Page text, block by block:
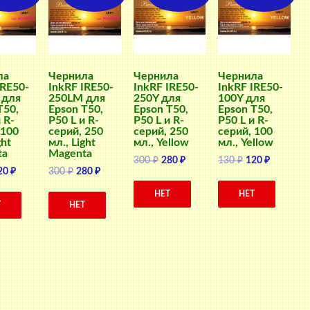
R-
₽Текущая
цена:
120 ₽.
Чернила
InkRF IRE50-
250LM для
Epson T50,
P50 L и R-
серий, 250
мл., Light
Magenta
300₽ Первоначальная
цена
составляла
280₽Текущая
цена:
280 ₽.
НЕТ
Чернила
InkRF IRE50-
250Y для
Epson T50,
P50 L и R-
серий, 250
мл., Yellow
300₽ Первоначальная
цена
составляла
280₽Текущая
цена:
280 ₽.
НЕТ
Чернила
InkRF IRE50-
100Y для
Epson T50,
P50 L и R-
серий, 100
мл., Yellow
130₽
цена
составляла
120₽Текущая
цена:
120 ₽.
НЕТ